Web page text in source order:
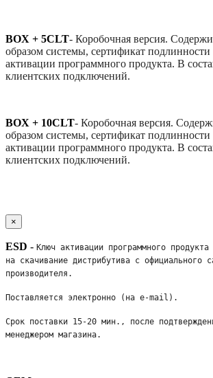
BOX + 5CLT- Коробочная версия.
образом системы, сертификат
активации программного продукта. В
клиентских подключений.
BOX + 10CLT- Коробочная версия.
образом системы, сертификат
активации программного продукта. В
клиентских подключений.
×
ESD - Ключ активации программного
на скачивание дистрибутива с официального
производителя.
Поставляется электронно (на e-mail).
Срок поставки 15-20 мин., после
менеджером магазина.